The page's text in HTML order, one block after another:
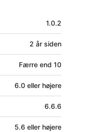
1.0.2
2 år siden
Færre end 10
6.0 eller højere
6.6.6
5.6 eller højere